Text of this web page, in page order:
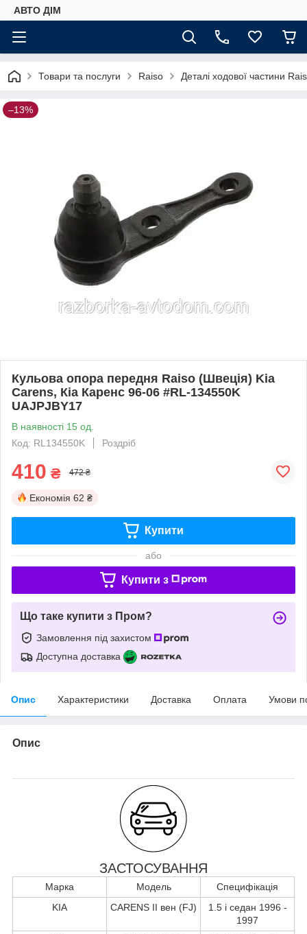
АВТО ДIМ
Товари та послуги Raiso Деталі ходової частини
–13%
Кульова опора передня Raiso (Швеція) Kia
Carens, Кіа Каренс 96-06 #RL-134550K
UAJPJBY17
В наявності 15 од.
Код: RL134550K
Роздріб
410 ₴ 472 ₴
Економія 62 ₴
Купити
або
Купити з
Що таке купити з Пром?
Замовлення під захистом
Доступна доставка
Опис Характеристики Доставка Оплата Умови
Опис
ЗАСТОСУВАННЯ
Марка Модель
Специфікація
KIA
CARENS II вен (FJ)
1.5 i седан 1996 -
1997